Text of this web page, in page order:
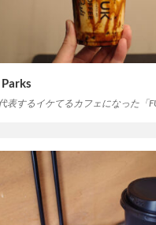
Parks
表するイケてるカフェになった「